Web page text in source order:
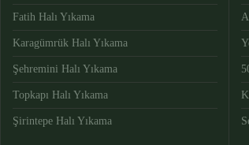
Fatih Halı Yıkama
Karagümrük Halı Yıkama
Şehremini Halı Yıkama
Topkapı Halı Yıkama
Şirintepe Halı Yıkama